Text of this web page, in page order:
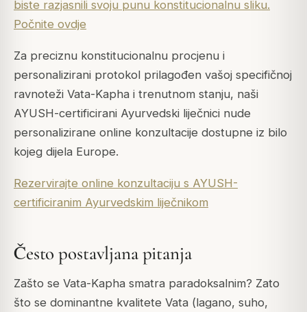
biste razjasnili svoju punu konstitucionalnu sliku.
Počnite ovdje
Za preciznu konstitucionalnu procjenu i
personalizirani protokol prilagođen vašoj specifičnoj
ravnoteži Vata-Kapha i trenutnom stanju, naši
AYUSH-certificirani Ayurvedski liječnici nude
personalizirane online konzultacije dostupne iz bilo
kojeg dijela Europe.
Rezervirajte online konzultaciju s AYUSH-
certificiranim Ayurvedskim liječnikom
Često postavljana pitanja
Zašto se Vata-Kapha smatra paradoksalnim? Zato
što se dominantne kvalitete Vata (lagano, suho,